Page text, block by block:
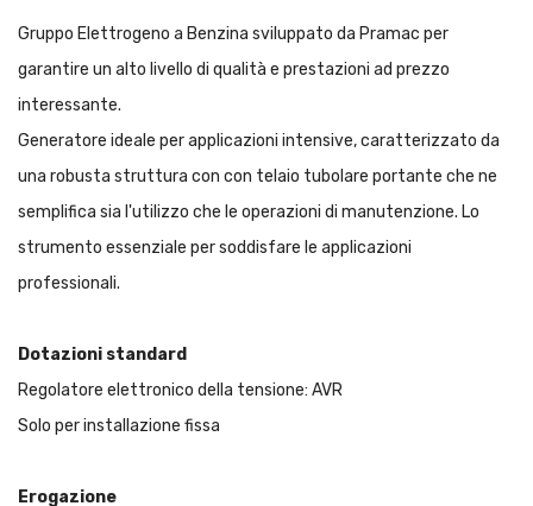
Gruppo Elettrogeno a Benzina sviluppato da Pramac per
garantire un alto livello di qualità e prestazioni ad prezzo
interessante.
Generatore ideale per applicazioni intensive, caratterizzato da
una robusta struttura con con telaio tubolare portante che ne
semplifica sia l'utilizzo che le operazioni di manutenzione. Lo
strumento essenziale per soddisfare le applicazioni
professionali.
Dotazioni standard
Regolatore elettronico della tensione: AVR
Solo per installazione fissa
Erogazione